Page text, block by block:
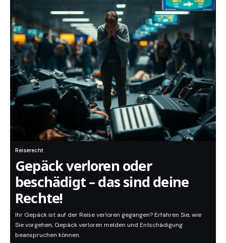
Reiserecht
Gepäck verloren oder
beschädigt – das sind deine
Rechte!
Ihr Gepäck ist auf der Reise verloren gegangen? Erfahren Sie, wie
Sie vorgehen, Gepäck verloren melden und Entschädigung
beanspruchen können.